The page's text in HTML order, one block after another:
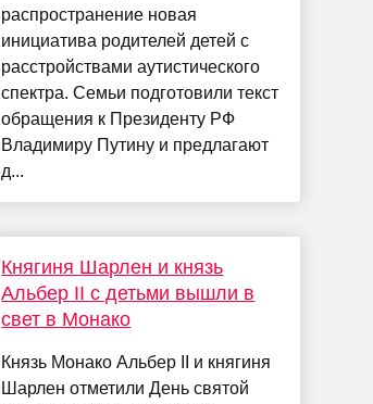
распространение новая
инициатива родителей детей с
расстройствами аутистического
спектра. Семьи подготовили текст
обращения к Президенту РФ
Владимиру Путину и предлагают
д...
Княгиня Шарлен и князь
Альбер II с детьми вышли в
свет в Монако
Князь Монако Альбер II и княгиня
Шарлен отметили День святой